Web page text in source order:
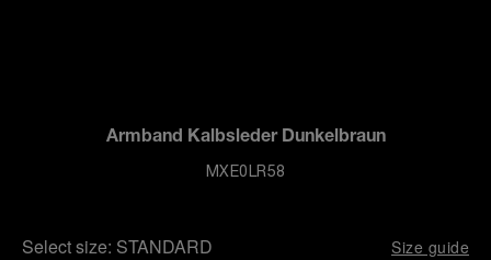
Armband Kalbsleder Dunkelbraun
MXE0LR58
Select size: STANDARD Size guide